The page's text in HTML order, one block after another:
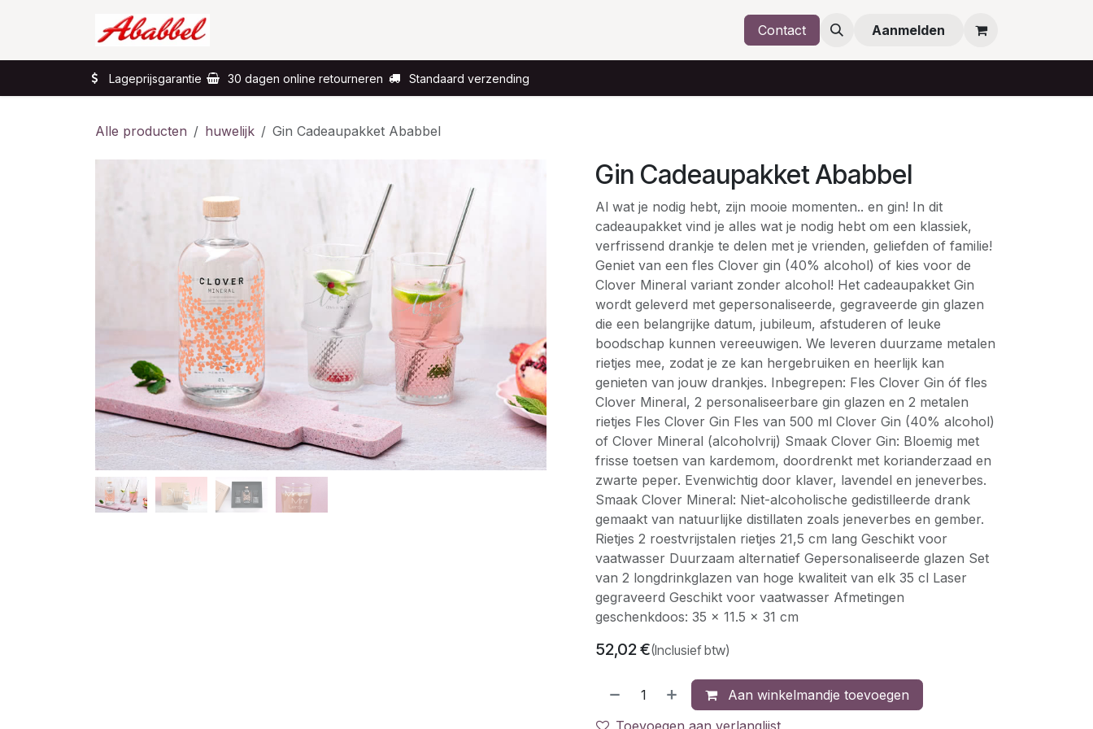
Contact Aanmelden
Lageprijsgarantie 30 dagen online retourneren Standaard verzending
Alle producten huwelijk Gin Cadeaupakket Ababbel
Gin Cadeaupakket Ababbel
Al wat je nodig hebt, zijn mooie momenten.. en gin! In dit
cadeaupakket vind je alles wat je nodig hebt om een ​​klassiek,
verfrissend drankje te delen met je vrienden, geliefden of familie!
Geniet van een fles Clover gin (40% alcohol) of kies voor de
Clover Mineral variant zonder alcohol! Het cadeaupakket Gin
wordt geleverd met gepersonaliseerde, gegraveerde gin glazen
die een belangrijke datum, jubileum, afstuderen of leuke
boodschap kunnen vereeuwigen. We leveren duurzame metalen
rietjes mee, zodat je ze kan hergebruiken en heerlijk kan
genieten van jouw drankjes. Inbegrepen: Fles Clover Gin óf fles
Clover Mineral, 2 personaliseerbare gin glazen en 2 metalen
rietjes Fles Clover Gin Fles van 500 ml Clover Gin (40% alcohol)
of Clover Mineral (alcoholvrij) Smaak Clover Gin: Bloemig met
frisse toetsen van kardemom, doordrenkt met korianderzaad en
zwarte peper. Evenwichtig door klaver, lavendel en jeneverbes.
Smaak Clover Mineral: Niet-alcoholische gedistilleerde drank
gemaakt van natuurlijke distillaten zoals jeneverbes en gember.
Rietjes 2 roestvrijstalen rietjes 21,5 cm lang Geschikt voor
vaatwasser Duurzaam alternatief Gepersonaliseerde glazen Set
van 2 longdrinkglazen van hoge kwaliteit van elk 35 cl Laser
gegraveerd Geschikt voor vaatwasser Afmetingen
geschenkdoos: 35 x 11.5 x 31 cm
52,02€(Inclusief btw)
Aan winkelmandje toevoegen
Toevoegen aan verlanglijst